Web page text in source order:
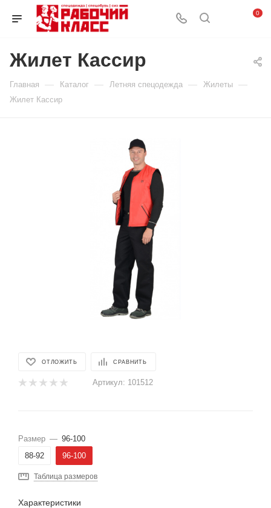
0
Жилет Кассир
Главная — Каталог — Летняя спецодежда — Жилеты —
Жилет Кассир
ОТЛОЖИТЬ СРАВНИТЬ
Артикул: 101512
Размер — 96-100
88-92
96-100
Таблица размеров
Характеристики